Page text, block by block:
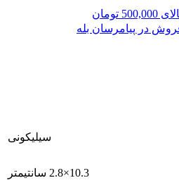
در پیامرسان بله
سیلیکونی
10.3×2.8 سانتیمتر